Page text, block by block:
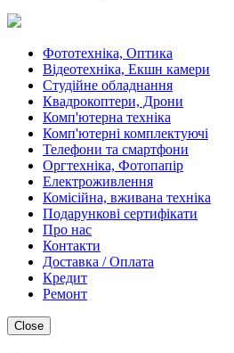
Фототехніка, Оптика
Відеотехніка, Екшн камери
Студійне обладнання
Квадрокоптери, Дрони
Комп'ютерна техніка
Комп'ютерні комплектуючі
Телефони та смартфони
Оргтехніка, Фотопапір
Електроживлення
Комісійна, вживана техніка
Подарункові сертифікати
Про нас
Контакти
Доставка / Оплата
Кредит
Ремонт
Close